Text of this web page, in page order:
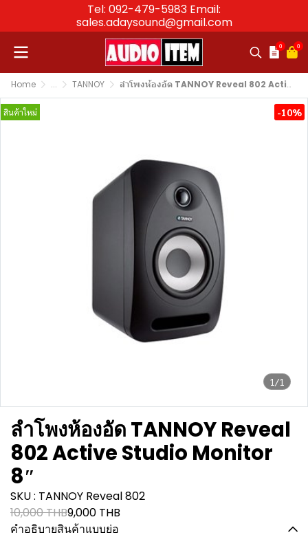
Tel: 092-479-5983 Email:
sales.adaysound@gmail.com
0 0
Home ... TANNOY ลำโพงห้องอัด TANNOY Reveal 802 Active Studio Monitor 8″
1/1
สินค้าใหม่ -10%
ลำโพงห้องอัด TANNOY Reveal
802 Active Studio Monitor
8″
SKU : TANNOY Reveal 802
10,000 THB9,000 THB
คำอธิบายสินค้าแบบย่อ